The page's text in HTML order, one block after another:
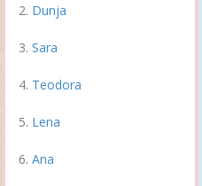
Dunja
Sara
Teodora
Lena
Ana